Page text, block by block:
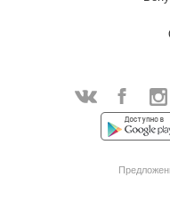
VkontakteFacebook